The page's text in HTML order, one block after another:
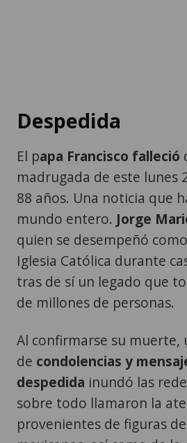
Despedida
El papa Francisco falleció
madrugada de este lunes
88 años. Una noticia que
mundo entero. Jorge
quien se desempeñó
Iglesia Católica durante
tras de sí un legado que
de millones de personas.
Al confirmarse su muerte,
de condolencias y
despedida inundó las
sobre todo llamaron la
provenientes de figuras